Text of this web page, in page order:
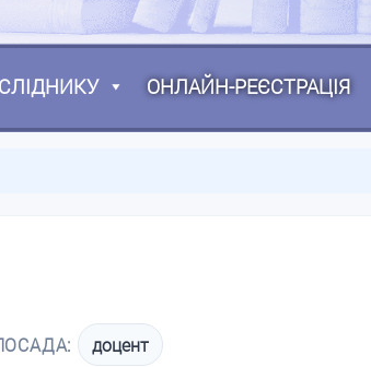
ОНЛАЙН-РЕЄСТРАЦІЯ
доцент